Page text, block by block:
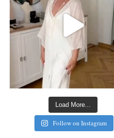
Load More...
Follow on Instagram